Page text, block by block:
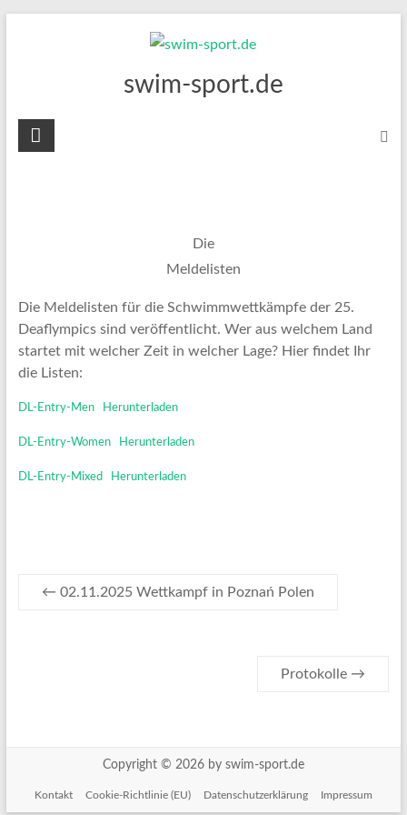
swim-sport.de
Die
Meldelisten
Die Meldelisten für die Schwimmwettkämpfe der 25.
Deaflympics sind veröffentlicht. Wer aus welchem Land
startet mit welcher Zeit in welcher Lage? Hier findet Ihr
die Listen:
DL-Entry-Men Herunterladen
DL-Entry-Women Herunterladen
DL-Entry-Mixed Herunterladen
← 02.11.2025 Wettkampf in Poznań Polen
Protokolle →
Copyright © 2026 by swim-sport.de
Kontakt Cookie-Richtlinie (EU) Datenschutzerklärung Impressum